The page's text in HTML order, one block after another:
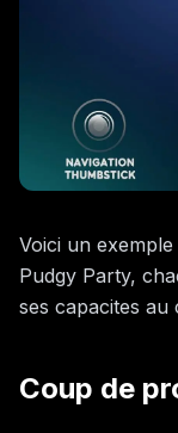
Voici un
Pudgy Party,
ses capacites au
Coup de